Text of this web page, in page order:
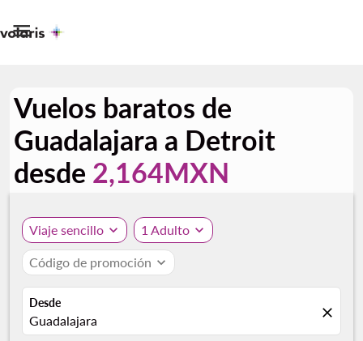

Vuelos baratos de
Guadalajara a Detroit
desde 2,164MXN
Viaje sencillo expand_more 1 Adulto expand_more
Código de promoción expand_more
Desde
Guadalajara close